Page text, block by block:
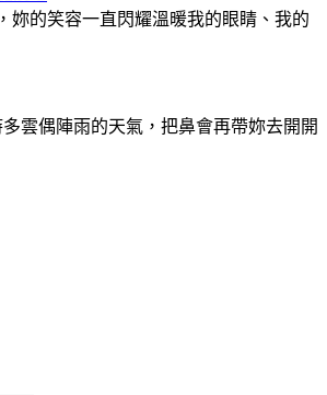
的笑容一直閃耀溫暖我的眼睛、我的
多雲偶陣雨的天氣，把鼻會再帶妳去開開